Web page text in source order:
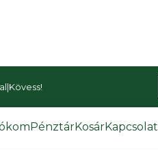
|Kövess!
PénztárKosárKapcsolat